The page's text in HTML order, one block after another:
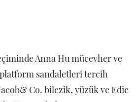
Anna Hu mücevher ve
sandaletleri tercih
Co. bilezik, yüzük ve Edie